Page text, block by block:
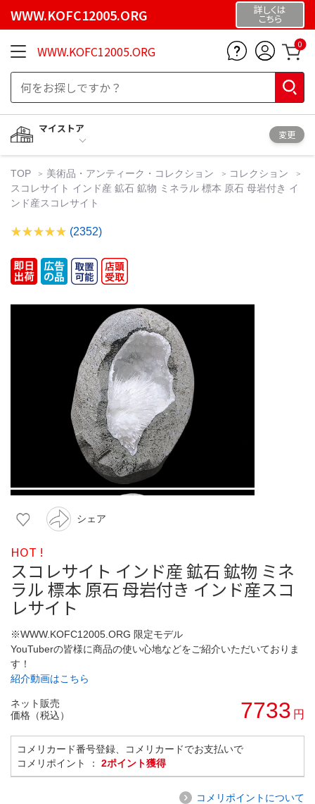
WWW.KOFC12005.ORG 詳しくは
こちら
WWW.KOFC12005.ORG 0
マイストア
変更
TOP 美術品・アンティーク・コレクション
コレクション
スコレサイト インド産 鉱石 鉱物 ミネラル 標本 原石 母岩付き イ
ンド産スコレサイト
(2352)
シェア
HOT !
スコレサイト インド産 鉱石 鉱物 ミネ
ラル 標本 原石 母岩付き インド産スコ
レサイト
※WWW.KOFC12005.ORG 限定モデル
YouTuberの皆様に商品の使い心地などをご紹介いただいておりま
す！
紹介動画はこちら
ネット販売
価格（税込）
7733 円
コメリカード番号登録、コメリカードでお支払いで
コメリポイント ： 2ポイント獲得
コメリポイントについて